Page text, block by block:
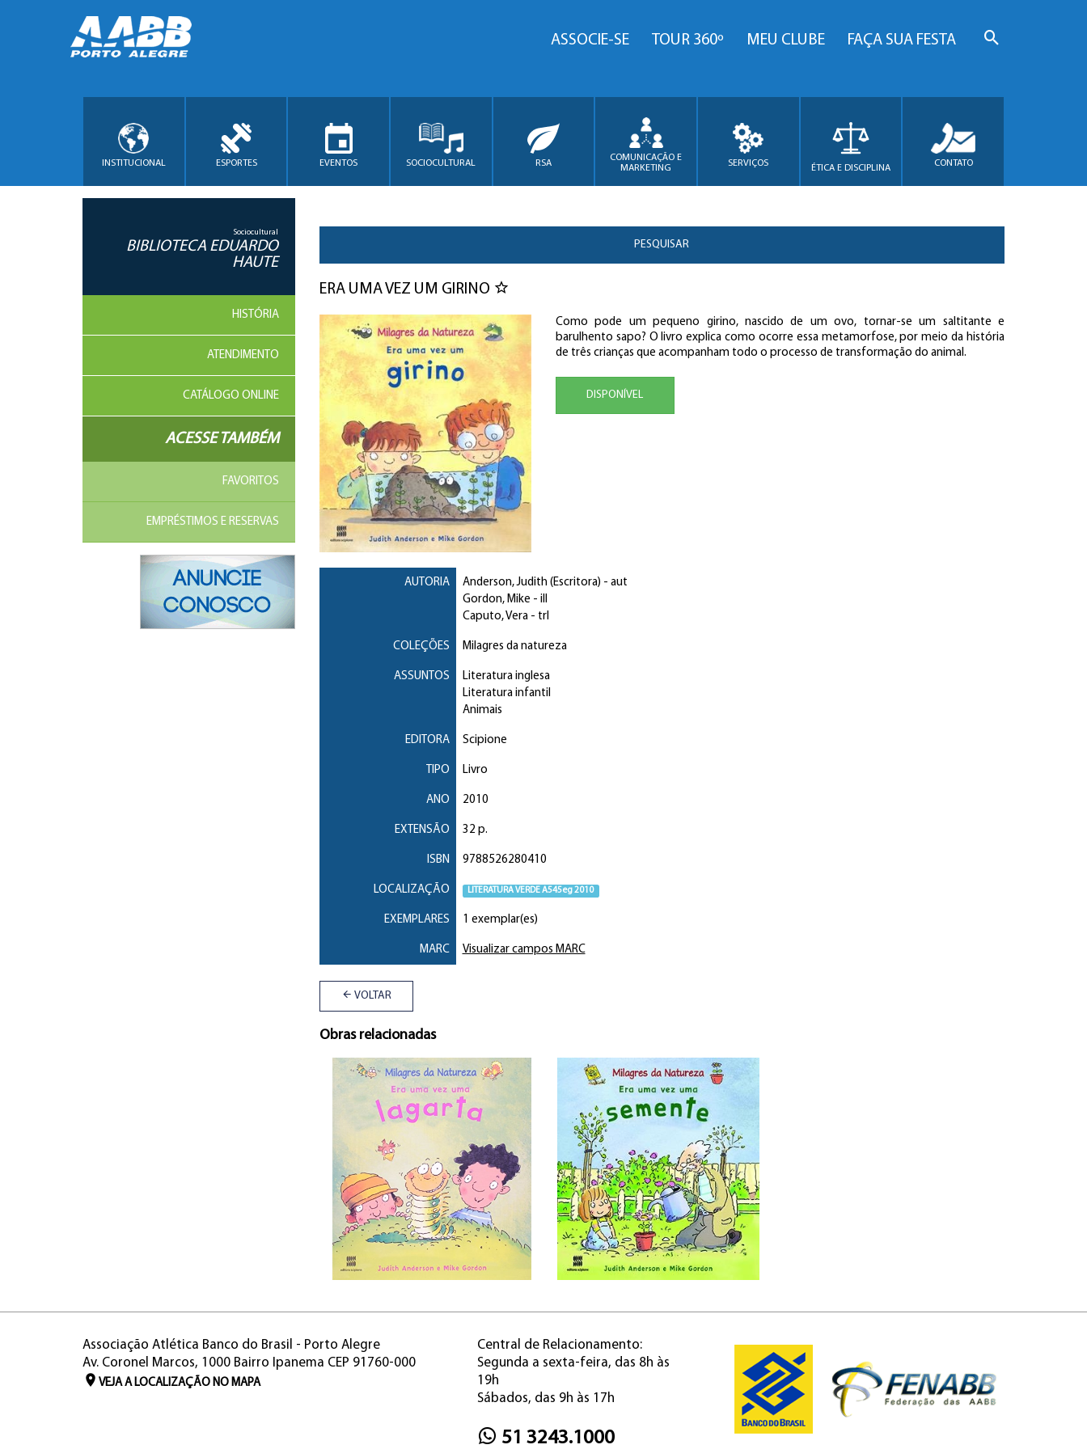
ASSOCIE-SE TOUR 360º MEU CLUBE FAÇA SUA FESTA
INSTITUCIONAL ESPORTES EVENTOS SOCIOCULTURAL RSA
COMUNICAÇÃO E
MARKETING
SERVIÇOS ÉTICA E DISCIPLINA CONTATO
Sociocultural
BIBLIOTECA EDUARDO
HAUTE
HISTÓRIA
ATENDIMENTO
CATÁLOGO ONLINE
ACESSE TAMBÉM
FAVORITOS
EMPRÉSTIMOS E RESERVAS
PESQUISAR
ERA UMA VEZ UM GIRINO
Como pode um pequeno girino, nascido de um ovo, tornar-se um saltitante e
barulhento sapo? O livro explica como ocorre essa metamorfose, por meio da história
de três crianças que acompanham todo o processo de transformação do animal.
DISPONÍVEL
AUTORIA Anderson, Judith (Escritora) - aut
Gordon, Mike - ill
Caputo, Vera- trl
COLEÇÕES Milagres da natureza
ASSUNTOS
Literatura inglesa
Literatura infantil
Animais
EDITORA Scipione
TIPO Livro
ANO 2010
EXTENSÃO 32 p.
ISBN 9788526280410
LOCALIZAÇÃO LITERATURA VERDE A545eg 2010
EXEMPLARES 1 exemplar(es)
MARC Visualizar campos MARC
VOLTAR
Obras relacionadas
Associação Atlética Banco do Brasil - Porto Alegre
Av. Coronel Marcos, 1000 Bairro Ipanema CEP 91760-000
VEJA A LOCALIZAÇÃO NO MAPA
Central de Relacionamento:
Segunda a sexta-feira, das 8h às
19h
Sábados, das 9h às 17h
51 3243.1000